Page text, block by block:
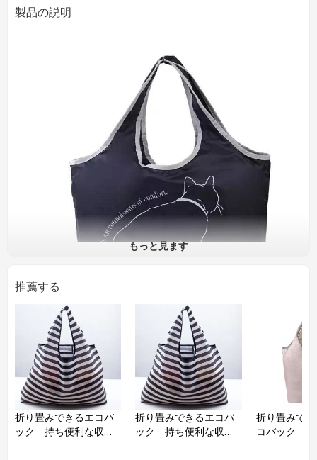
製品の説明
保冷エコバック
品番
材質
ポリエステル
サイズ
約H300×W470×100mm
仕様や数量がお客様の要求で作れ
ます。
もっと見ます
推薦する
折り畳みできるエコバ
ック 持ち便利な収納
折り畳みできるエコバ
ック 持ち便利な収納
折り畳みで
コバック